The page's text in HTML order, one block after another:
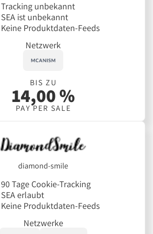
Tracking unbekannt
SEA ist unbekannt
Keine Produktdaten-Feeds
Netzwerk
BIS ZU
14,00 %
PAY PER SALE
diamond-smile
90 Tage Cookie-Tracking
SEA erlaubt
Keine Produktdaten-Feeds
Netzwerke